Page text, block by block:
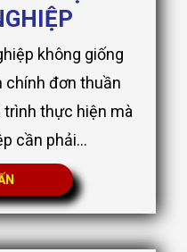
không giống
chính đơn thuần
trình thực hiện mà
cần phải...